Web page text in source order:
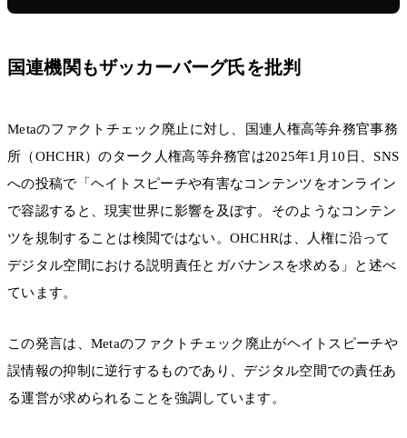
国連機関もザッカーバーグ氏を批判
Metaのファクトチェック廃止に対し、国連人権高等弁務官事務
所（OHCHR）のターク人権高等弁務官は2025年1月10日、SNS
への投稿で「ヘイトスピーチや有害なコンテンツをオンライン
で容認すると、現実世界に影響を及ぼす。そのようなコンテン
ツを規制することは検閲ではない。OHCHRは、人権に沿って
デジタル空間における説明責任とガバナンスを求める」と述べ
ています。
この発言は、Metaのファクトチェック廃止がヘイトスピーチや
誤情報の抑制に逆行するものであり、デジタル空間での責任あ
る運営が求められることを強調しています。